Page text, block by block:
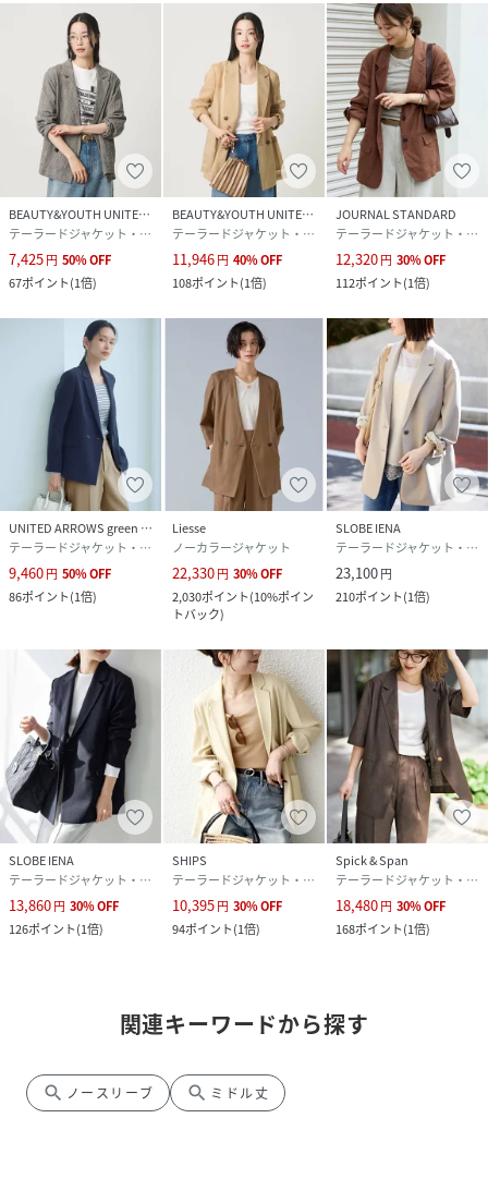
BEAUTY&YOUTH UNITED ARROWS
テーラードジャケット・ブレザー
7,425円 50%OFF
67ポイント(1倍)
BEAUTY&YOUTH UNITED ARROWS
テーラードジャケット・ブレザー
11,946円 40%OFF
108ポイント(1倍)
JOURNAL STANDARD
テーラードジャケット・ブレザー
12,320円 30%OFF
112ポイント(1倍)
UNITED ARROWS green label relaxing
テーラードジャケット・ブレザー
9,460円 50%OFF
86ポイント(1倍)
Liesse
ノーカラージャケット
22,330円 30%OFF
2,030ポイント(10%ポイン
トバック)
SLOBE IENA
テーラードジャケット・ブレザー
23,100円
210ポイント(1倍)
SLOBE IENA
テーラードジャケット・ブレザー
13,860円 30%OFF
126ポイント(1倍)
SHIPS
テーラードジャケット・ブレザー
10,395円 30%OFF
94ポイント(1倍)
Spick & Span
テーラードジャケット・ブレザー
18,480円 30%OFF
168ポイント(1倍)
関連キーワードから探す
search ノースリーブ search ミドル丈